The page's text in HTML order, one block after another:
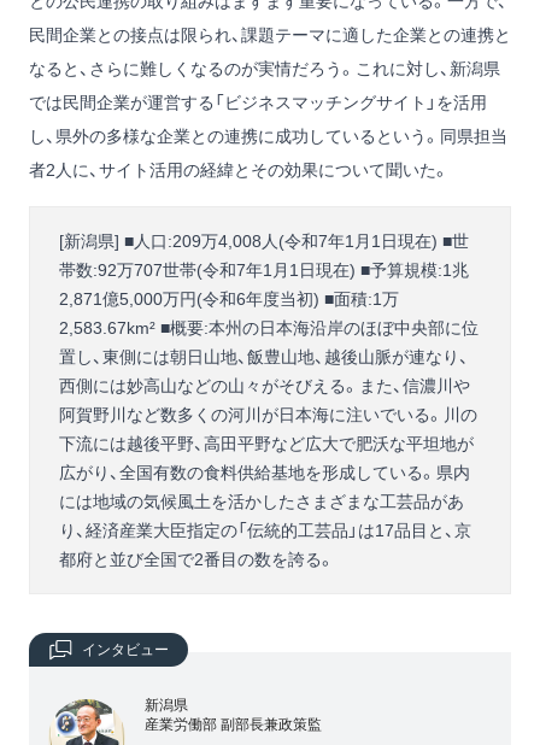
民間企業との接点は限られ、課題テーマに適した企業との連携と
なると、さらに難しくなるのが実情だろう。これに対し、新潟県
では民間企業が運営する「ビジネスマッチングサイト」を活用
し、県外の多様な企業との連携に成功しているという。同県担当
者2人に、サイト活用の経緯とその効果について聞いた。
[新潟県] ■人口:209万4,008人(令和7年1月1日現在) ■世
帯数:92万707世帯(令和7年1月1日現在) ■予算規模:1兆
2,871億5,000万円(令和6年度当初) ■面積:1万
2,583.67km² ■概要:本州の日本海沿岸のほぼ中央部に位
置し、東側には朝日山地、飯豊山地、越後山脈が連なり、
西側には妙高山などの山々がそびえる。また、信濃川や
阿賀野川など数多くの河川が日本海に注いでいる。川の
下流には越後平野、高田平野など広大で肥沃な平坦地が
広がり、全国有数の食料供給基地を形成している。県内
には地域の気候風土を活かしたさまざまな工芸品があ
り、経済産業大臣指定の「伝統的工芸品」は17品目と、京
都府と並び全国で2番目の数を誇る。
インタビュー
新潟県
産業労働部 副部長兼政策監